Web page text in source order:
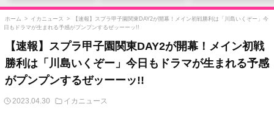
たと言われてしまう
行
ホーム > イカニュース >
【速報】スプラ甲子園関東DAY2が開幕！メイン初戦勝利は「川島いくぞー」今
日もドラマが生まれる予感がプンプンするぜッーーッ!!
【速報】スプラ甲子園関東DAY2が開幕！メイン初戦
勝利は「川島いくぞー」今日もドラマが生まれる予感
がプンプンするぜッーーッ!!
2023.04.30 イカニュース